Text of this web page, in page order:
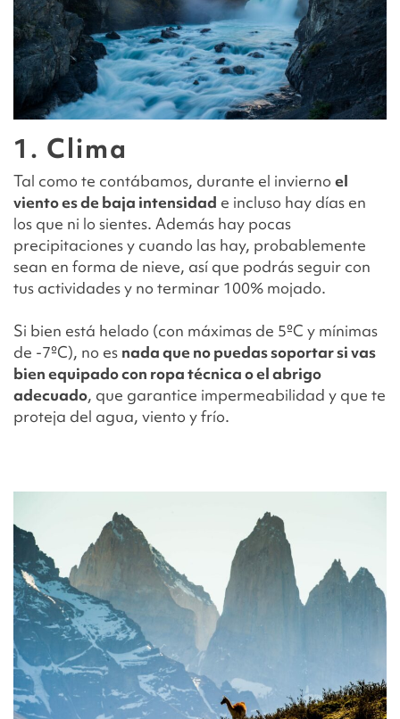
1. Clima
Tal como te contábamos, durante el invierno el
viento es de baja intensidad e incluso hay días en
los que ni lo sientes. Además hay pocas
precipitaciones y cuando las hay, probablemente
sean en forma de nieve, así que podrás seguir con
tus actividades y no terminar 100% mojado.
Si bien está helado (con máximas de 5ºC y mínimas
de -7ºC), no es nada que no puedas soportar si vas
bien equipado con ropa técnica o el abrigo
adecuado, que garantice impermeabilidad y que te
proteja del agua, viento y frío.